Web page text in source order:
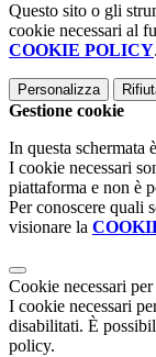
Questo sito o gli
cookie necessari al
COOKIE POLICY.
Personalizza
Gestione cookie
In questa schermata
I cookie necessari
piattaforma e non è
Per conoscere quali
visionare la
Cookie necessari
I cookie necessari
disabilitati. È
policy.